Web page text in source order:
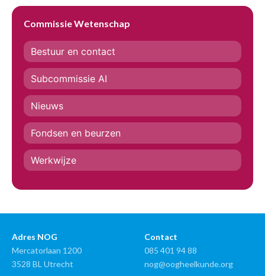
Commissie Wetenschap
Bestuur en contact
Subcommissie AI
Nieuws
Fondsen en beurzen
Werkwijze
Adres NOG
Mercatorlaan 1200
3528 BL Utrecht
Contact
085 401 94 88
nog@oogheelkunde.org